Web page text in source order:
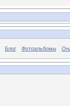
Блог Фотоальбомы